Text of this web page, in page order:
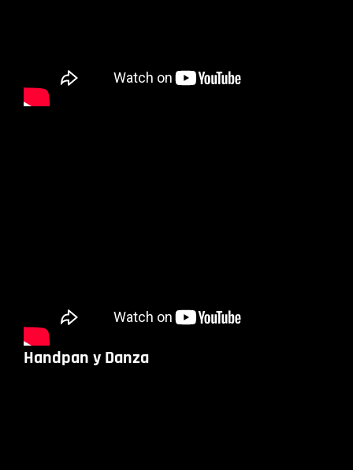
Handpan y Danza